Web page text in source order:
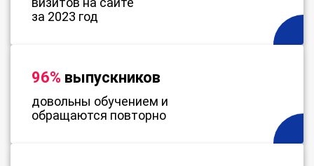
за 2023 год
96% выпускников
довольны обучением и
обращаются повторно